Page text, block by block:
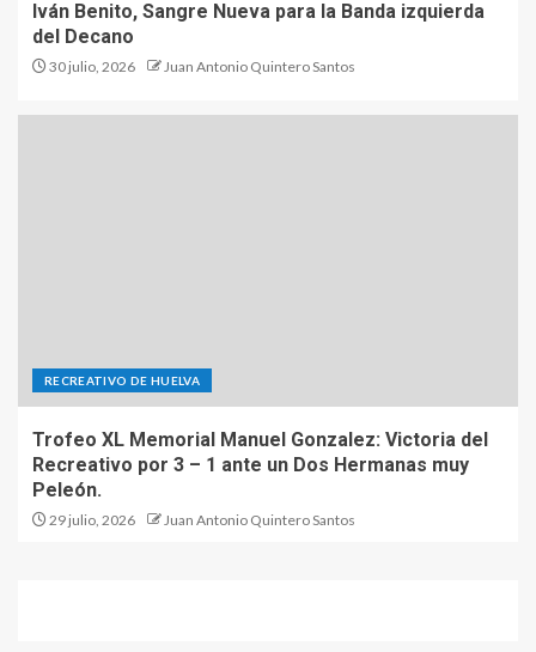
Iván Benito, Sangre Nueva para la Banda izquierda
del Decano
30 julio, 2026 Juan Antonio Quintero Santos
RECREATIVO DE HUELVA
Trofeo XL Memorial Manuel Gonzalez: Victoria del
Recreativo por 3 – 1 ante un Dos Hermanas muy
Peleón.
29 julio, 2026 Juan Antonio Quintero Santos